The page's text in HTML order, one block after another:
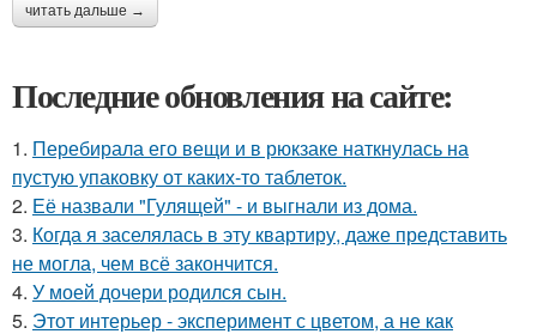
читать дальше →
Последние обновления на сайте:
1. Перебирала его вещи и в рюкзаке наткнулась на
пустую упаковку от каких-то таблеток.
2. Её назвали "Гулящей" - и выгнали из дома.
3. Когда я заселялась в эту квартиру, даже представить
не могла, чем всё закончится.
4. У моей дочери родился сын.
5. Этот интерьер - эксперимент с цветом, а не как